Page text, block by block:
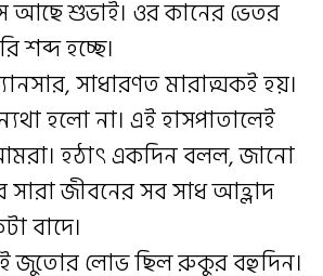
আছে শুভাই। ওর কানের ভেতর
শব্দ হচ্ছে।
সাধারণত মারাত্মকই হয়।
হলো না। এই হাসপাতালেই
হঠাৎ একদিন বলল, জানো
জীবনের সব সাধ আহ্লাদ
বাদে।
জুতোর লোভ ছিল রুকুর বহুদিন।